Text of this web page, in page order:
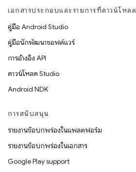
เอกสารประกอบและรายการที่ดาวน์โหลด
คู่มือ Android Studio
คู่มือนักพัฒนาซอฟต์แวร์
การอ้างอิง API
ดาวน์โหลด Studio
Android NDK
การสนับสนุน
รายงานข้อบกพร่องในแพลตฟอร์ม
รายงานข้อบกพร่องในเอกสาร
Google Play support